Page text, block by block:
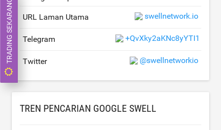
URL Laman Utama swellnetwork.io
Telegram +QvXky2aKNc8yYTI1
Twitter @swellnetworkio
TREN PENCARIAN GOOGLE SWELL
TRADING SEKARANG